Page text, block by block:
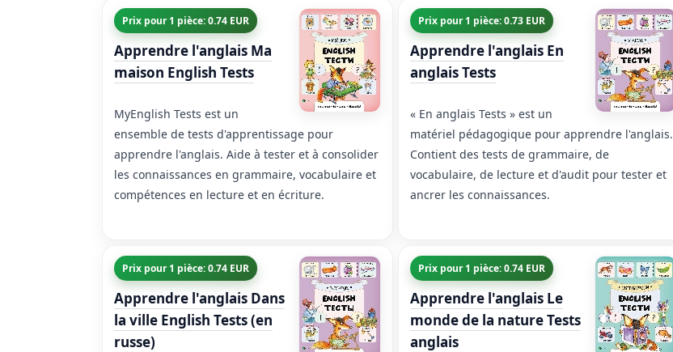
Prix pour 1 pièce: 0.74 EUR
Apprendre l'anglais Ma
maison English Tests
MyEnglish Tests est un
ensemble de tests d'apprentissage pour
apprendre l'anglais. Aide à tester et à consolider
les connaissances en grammaire, vocabulaire et
compétences en lecture et en écriture.
Prix pour 1 pièce: 0.73 EUR
Apprendre l'anglais En
anglais Tests
« En anglais Tests » est un
matériel pédagogique pour apprendre l'anglais.
Contient des tests de grammaire, de
vocabulaire, de lecture et d'audit pour tester et
ancrer les connaissances.
Prix pour 1 pièce: 0.74 EUR
Apprendre l'anglais Dans
la ville English Tests (en
russe)
Prix pour 1 pièce: 0.74 EUR
Apprendre l'anglais Le
monde de la nature Tests
anglais